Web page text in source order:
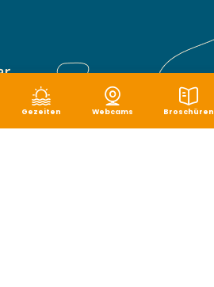
Gezeiten Webcams Broschüren